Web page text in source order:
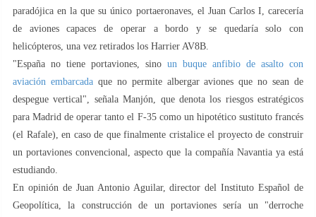
paradójica en la que su único portaeronaves, el Juan Carlos I, carecería
de aviones capaces de operar a bordo y se quedaría solo con
helicópteros, una vez retirados los Harrier AV8B.
"España no tiene portaviones, sino un buque anfibio de asalto con
aviación embarcadaque no permite albergar aviones que no sean de
despegue vertical", señala Manjón, que denota los riesgos estratégicos
para Madrid de operar tanto el F-35 como un hipotético sustituto francés
(el Rafale), en caso de que finalmente cristalice el proyecto de construir
un portaviones convencional, aspecto que la compañía Navantia ya está
estudiando.
En opinión de Juan Antonio Aguilar, director del Instituto Español de
Geopolítica, la construcción de un portaviones sería un "derroche